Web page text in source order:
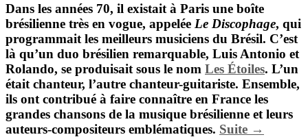
Dans les années 70, il existait à Paris une boîte
brésilienne très en vogue, appelée Le Discophage, qui
programmait les meilleurs musiciens du Brésil. C’est
là qu’un duo brésilien remarquable, Luis Antonio et
Rolando, se produisait sous le nom Les Étoiles. L’un
était chanteur, l’autre chanteur-guitariste. Ensemble,
ils ont contribué à faire connaître en France les
grandes chansons de la musique brésilienne et leurs
auteurs-compositeurs emblématiques. Suite →